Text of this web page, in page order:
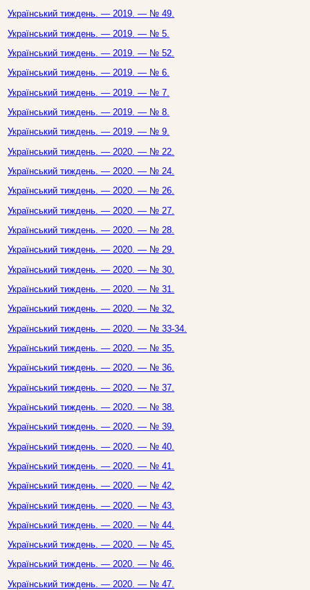
Український тиждень. — 2019. — № 49.
Український тиждень. — 2019. — № 5.
Український тиждень. — 2019. — № 52.
Український тиждень. — 2019. — № 6.
Український тиждень. — 2019. — № 7.
Український тиждень. — 2019. — № 8.
Український тиждень. — 2019. — № 9.
Український тиждень. — 2020. — № 22.
Український тиждень. — 2020. — № 24.
Український тиждень. — 2020. — № 26.
Український тиждень. — 2020. — № 27.
Український тиждень. — 2020. — № 28.
Український тиждень. — 2020. — № 29.
Український тиждень. — 2020. — № 30.
Український тиждень. — 2020. — № 31.
Український тиждень. — 2020. — № 32.
Український тиждень. — 2020. — № 33-34.
Український тиждень. — 2020. — № 35.
Український тиждень. — 2020. — № 36.
Український тиждень. — 2020. — № 37.
Український тиждень. — 2020. — № 38.
Український тиждень. — 2020. — № 39.
Український тиждень. — 2020. — № 40.
Український тиждень. — 2020. — № 41.
Український тиждень. — 2020. — № 42.
Український тиждень. — 2020. — № 43.
Український тиждень. — 2020. — № 44.
Український тиждень. — 2020. — № 45.
Український тиждень. — 2020. — № 46.
Український тиждень. — 2020. — № 47.